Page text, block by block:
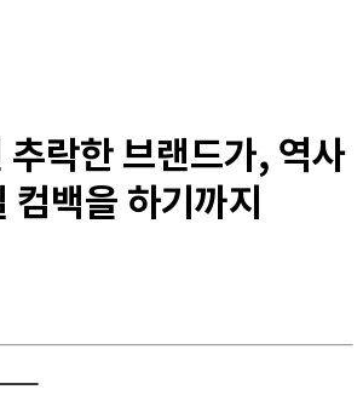
추락한 브랜드가, 역사
컴백을 하기까지